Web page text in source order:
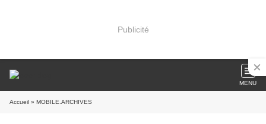
Publicité
MENU
Accueil » MOBILE.ARCHIVES